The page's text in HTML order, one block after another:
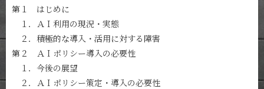
第１ はじめに
１．ＡＩ利用の現況・実態
２．積極的な導入・活用に対する障害
第２ ＡＩポリシー導入の必要性
１．今後の展望
２．ＡＩポリシー策定・導入の必要性